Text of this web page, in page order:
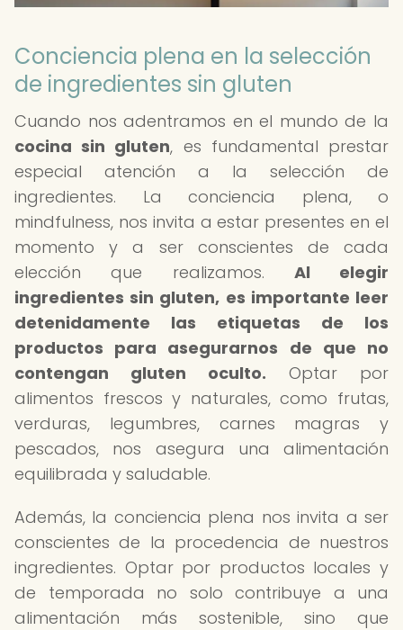
Conciencia plena en la selección
de ingredientes sin gluten
Cuando nos adentramos en el mundo de la
cocina sin gluten, es fundamental prestar
especial atención a la selección de
ingredientes. La conciencia plena, o
mindfulness, nos invita a estar presentes en el
momento y a ser conscientes de cada
elección que realizamos. Al elegir
ingredientes sin gluten, es importante leer
detenidamente las etiquetas de los
productos para asegurarnos de que no
contengan gluten oculto. Optar por
alimentos frescos y naturales, como frutas,
verduras, legumbres, carnes magras y
pescados, nos asegura una alimentación
equilibrada y saludable.
Además, la conciencia plena nos invita a ser
conscientes de la procedencia de nuestros
ingredientes. Optar por productos locales y
de temporada no solo contribuye a una
alimentación más sostenible, sino que